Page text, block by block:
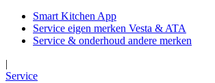
Smart Kitchen App
Service eigen merken Vesta & ATA
Service & onderhoud andere merken
|
Service